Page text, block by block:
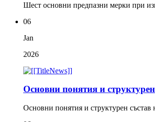
Шест основни предпазни мерки при
06
Jan
2026
Основни понятия и
Основни понятия и структурен